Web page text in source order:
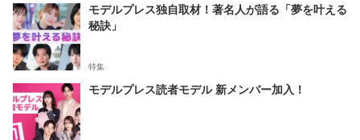
モデルプレス独自取材！著名人が語る「夢を叶える
秘訣」
特集
モデルプレス読者モデル 新メンバー加入！